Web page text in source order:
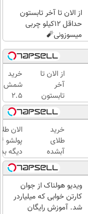
از الان تا آخر تابستون
حداقل 12کیلو چربی
میسوزونی🧨
از الان تا
آخر
تابستون
حداقل
12کیلو
چربی
میسوزونی
🧨
خرید
شمش
2.5
گرمی
از
طلاسی
😍
خرید
طلای
آبشده
حتی با
۱۰۰هزارتومان
الان
دیگه
طلا با
بی‌بهرهویدیو هولناک از جوان
کارتن خوابی که میلیاردر
شد. آموزش رایگان